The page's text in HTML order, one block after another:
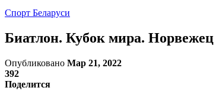
Спорт Беларуси
Биатлон. Кубок мира. Норвежец
Опубликовано Мар 21, 2022
392
Поделится